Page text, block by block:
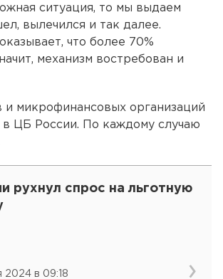
ситуация, то мы выдаем
вылечился и так далее.
что более 70%
механизм востребован и
микрофинансовых организаций
ЦБ России. По каждому случаю
рухнул спрос на льготную
2024 в 09:18